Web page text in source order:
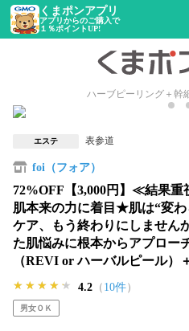
くまポンアプリ
アプリからのご購入で
１％ポイントUP!
ハーブピーリング＋
エステ 表参道
foi（フォア）
72%OFF【3,000円】≪結果重
肌本来の力に着目★肌は“変
ケア、もう終わりにしません
た肌悩みに根本からアプロー
（REVI or ハーバルピール
★★★★★
★★★★★
★★★★★ 4.2 （ 10件）
男女ＯＫ